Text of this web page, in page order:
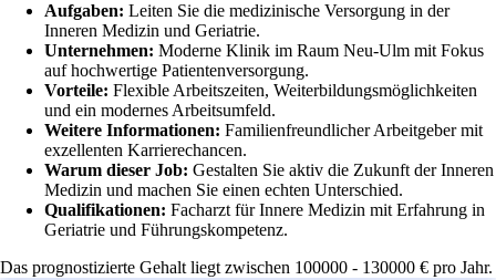
Aufgaben: Leiten Sie die medizinische Versorgung in der
Inneren Medizin und Geriatrie.
Unternehmen: Moderne Klinik im Raum Neu-Ulm mit Fokus
auf hochwertige Patientenversorgung.
Vorteile: Flexible Arbeitszeiten, Weiterbildungsmöglichkeiten
und ein modernes Arbeitsumfeld.
Weitere Informationen: Familienfreundlicher Arbeitgeber mit
exzellenten Karrierechancen.
Warum dieser Job: Gestalten Sie aktiv die Zukunft der Inneren
Medizin und machen Sie einen echten Unterschied.
Qualifikationen: Facharzt für Innere Medizin mit Erfahrung in
Geriatrie und Führungskompetenz.
Das prognostizierte Gehalt liegt zwischen 100000 - 130000 € pro Jahr.